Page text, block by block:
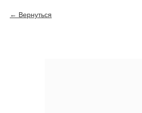
Вернуться